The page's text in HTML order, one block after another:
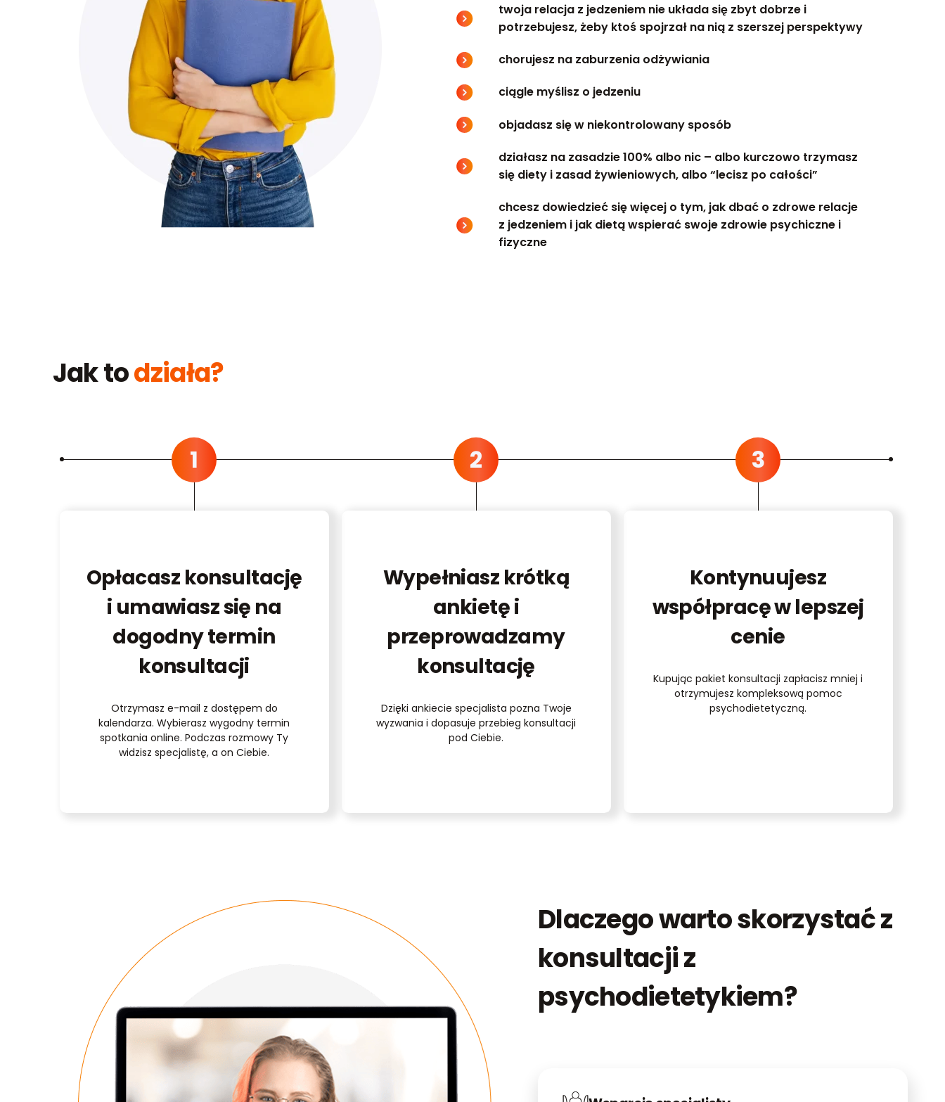
twoja relacja z jedzeniem nie układa się zbyt dobrze i
potrzebujesz, żeby ktoś spojrzał na nią z szerszej perspektywy
chorujesz na zaburzenia odżywiania
ciągle myślisz o jedzeniu
objadasz się w niekontrolowany sposób
działasz na zasadzie 100% albo nic – albo kurczowo trzymasz
się diety i zasad żywieniowych, albo “lecisz po całości”
chcesz dowiedzieć się więcej o tym, jak dbać o zdrowe relacje
z jedzeniem i jak dietą wspierać swoje zdrowie psychiczne i
fizyczne
Jak todziała?
Opłacasz konsultację
i umawiasz się na
dogodny termin
konsultacji
Otrzymasz e-mail z dostępem do
kalendarza. Wybierasz wygodny termin
spotkania online. Podczas rozmowy Ty
widzisz specjalistę, a on Ciebie.
Wypełniasz krótką
ankietę i
przeprowadzamy
konsultację
Dzięki ankiecie specjalista pozna Twoje
wyzwania i dopasuje przebieg konsultacji
pod Ciebie.
Kontynuujesz
współpracę w lepszej
cenie
Kupując pakiet konsultacji zapłacisz mniej i
otrzymujesz kompleksową pomoc
psychodietetyczną.
Dlaczego warto skorzystać z
konsultacji z
psychodietetykiem?